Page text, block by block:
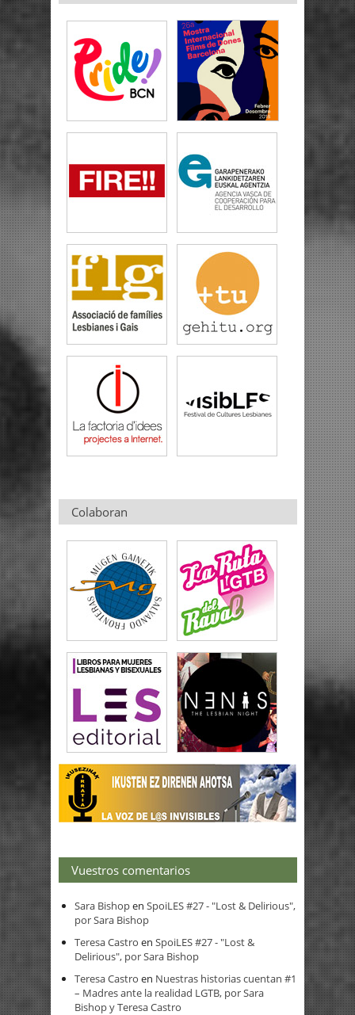
Colaboran
Vuestros comentarios
Sara Bishopen SpoiLES #27 - "Lost & Delirious",
por Sara Bishop
Teresa Castro en SpoiLES #27 - "Lost &
Delirious", por Sara Bishop
Teresa Castro en Nuestras historias cuentan #1
– Madres ante la realidad LGTB, por Sara
Bishop y Teresa Castro